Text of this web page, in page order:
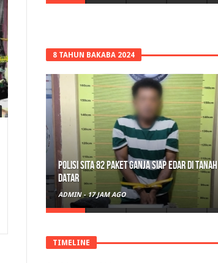
8 TAHUN BAKABA 2024
Polisi Sita 82 Paket Ganja Siap Edar di Tanah
Datar
ADMIN -17 JAM AGO
TIMELINE